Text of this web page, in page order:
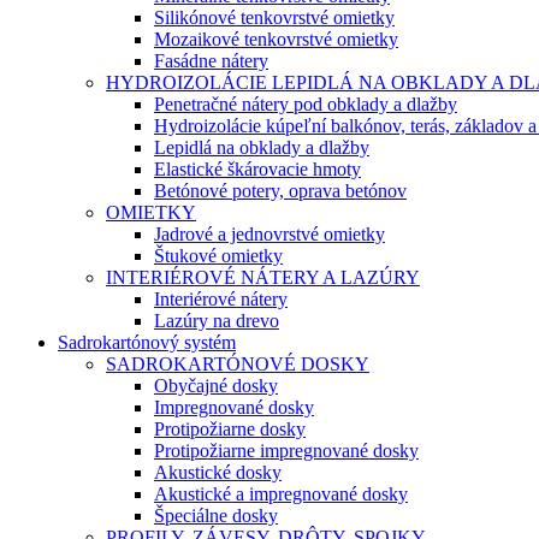
Silikónové tenkovrstvé omietky
Mozaikové tenkovrstvé omietky
Fasádne nátery
HYDROIZOLÁCIE LEPIDLÁ NA OBKLADY A
Penetračné nátery pod obklady a dlažby
Hydroizolácie kúpeľní balkónov, terás, základov
Lepidlá na obklady a dlažby
Elastické škárovacie hmoty
Betónové potery, oprava betónov
OMIETKY
Jadrové a jednovrstvé omietky
Štukové omietky
INTERIÉROVÉ NÁTERY A LAZÚRY
Interiérové nátery
Lazúry na drevo
Sadrokartónový systém
SADROKARTÓNOVÉ DOSKY
Obyčajné dosky
Impregnované dosky
Protipožiarne dosky
Protipožiarne impregnované dosky
Akustické dosky
Akustické a impregnované dosky
Špeciálne dosky